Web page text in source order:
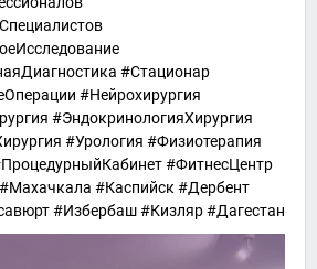
#Стационар
#Нейрохирургия
#ЭндокринологияХирургия
#Урология #Физиотерапия
#ФитнесЦентр
#Каспийск #Дербент
#Избербаш #Кизляр #Дагестан